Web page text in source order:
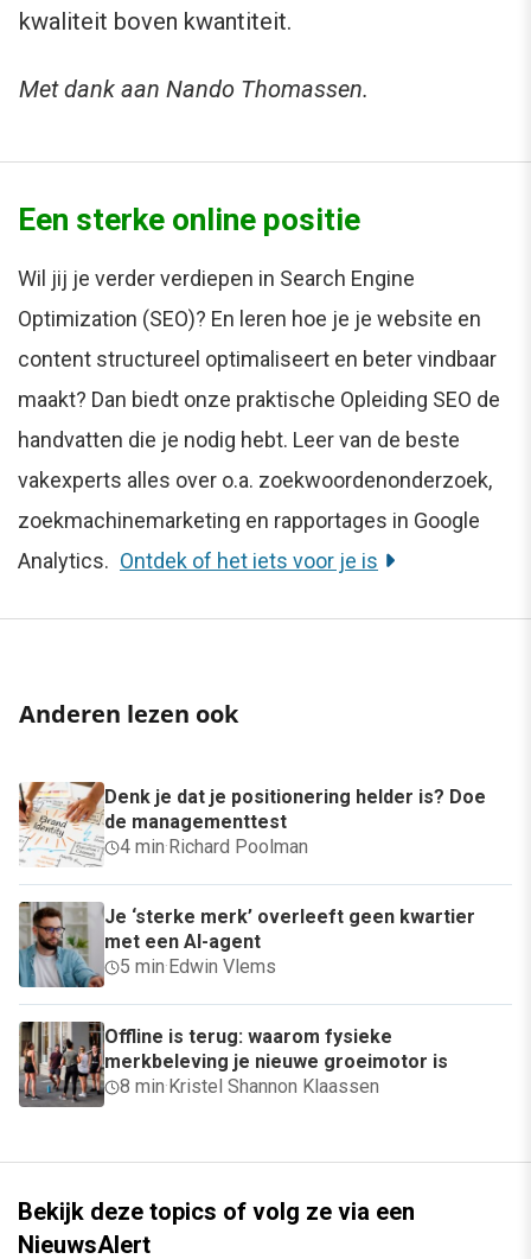
kwaliteit boven kwantiteit.
Met dank aan Nando Thomassen.
Een sterke online positie
Wil jij je verder verdiepen in Search Engine
Optimization (SEO)? En leren hoe je je website en
content structureel optimaliseert en beter vindbaar
maakt? Dan biedt onze praktische Opleiding SEO de
handvatten die je nodig hebt. Leer van de beste
vakexperts alles over o.a. zoekwoordenonderzoek,
zoekmachinemarketing en rapportages in Google
Analytics. Ontdek of het iets voor je is
Anderen lezen ook
Denk je dat je positionering helder is? Doe
de managementtest
4 min· Richard Poolman
Je ‘sterke merk’ overleeft geen kwartier
met een AI-agent
5 min· Edwin Vlems
Offline is terug: waarom fysieke
merkbeleving je nieuwe groeimotor is
8 min· Kristel Shannon Klaassen
Bekijk deze topics of volg ze via een
NieuwsAlert